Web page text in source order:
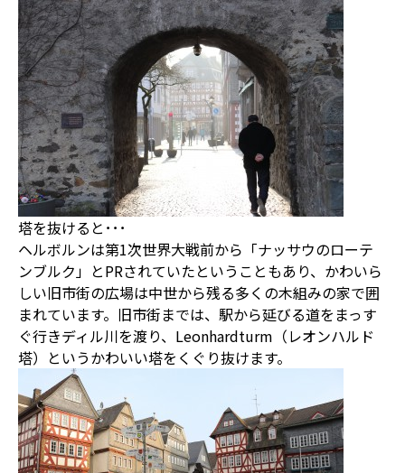
塔を抜けると･･･
ヘルボルンは第1次世界大戦前から「ナッサウのローテ
ンブルク」とPRされていたということもあり、かわいら
しい旧市街の広場は中世から残る多くの木組みの家で囲
まれています。旧市街までは、駅から延びる道をまっす
ぐ行きディル川を渡り、Leonhardturm（レオンハルド
塔）というかわいい塔をくぐり抜けます。